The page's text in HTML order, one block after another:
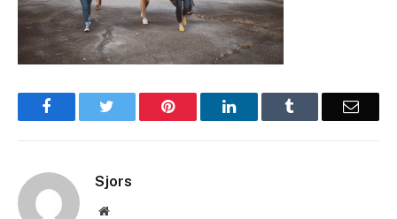
Facebook Pinterest LinkedIn Email
Sjors
Website